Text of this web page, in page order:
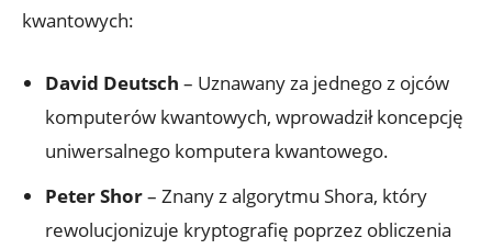
kwantowych:
David Deutsch – Uznawany za jednego z ojców
komputerów kwantowych, wprowadził koncepcję
uniwersalnego komputera kwantowego.
Peter Shor– Znany z algorytmu Shora, który
rewolucjonizuje kryptografię poprzez obliczenia